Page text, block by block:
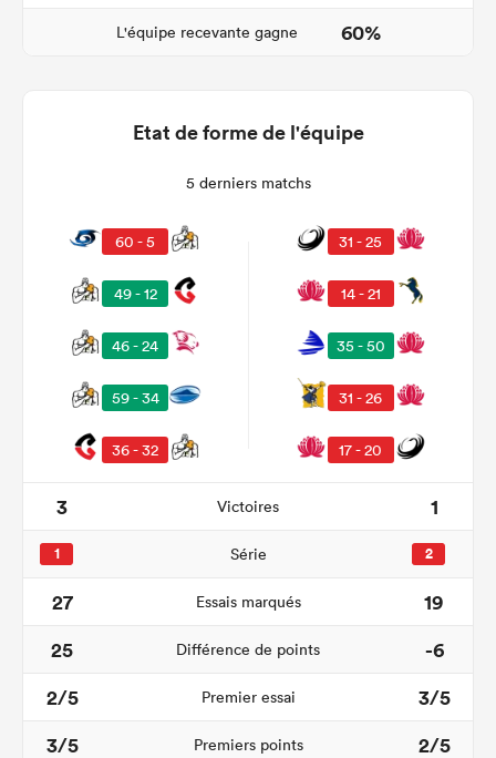
L'équipe recevante gagne 60%
Etat de forme de l'équipe
5 derniers matchs
60 - 5
49 - 12
46 - 24
59 - 34
36 - 32
31 - 25
14 - 21
35 - 50
31 - 26
17 - 20
3 Victoires 1
1 Série 2
27 Essais marqués
19
25
Différence de points
-6
2/5
Premier essai
3/5
3/5
Premiers points 2/5